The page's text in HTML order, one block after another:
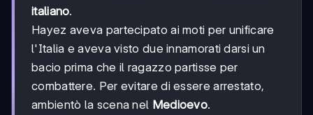
italiano.
Hayez aveva partecipato ai moti per unificare
l'Italia e aveva visto due innamorati darsi un
bacio prima che il ragazzo partisse per
combattere. Per evitare di essere arrestato,
ambientò la scena nel Medioevo.